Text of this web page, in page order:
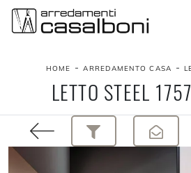
HOME -ARREDAMENTO CASA -
LETTO STEEL